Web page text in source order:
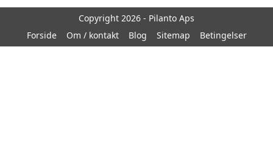
Copyright 2026 - Pilanto Aps
Forside
Om / kontakt Blog Sitemap Betingelser